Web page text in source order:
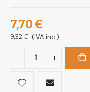
7,70 €
9,32 € (IVA inc.)